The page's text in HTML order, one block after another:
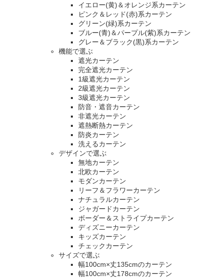
イエロー(黄)＆オレンジ系カーテン
ピンク＆レッド(赤)系カーテン
グリーン(緑)系カーテン
ブルー(青)＆パープル(紫)系カーテン
グレー＆ブラック(黒)系カーテン
機能で選ぶ
遮光カーテン
完全遮光カーテン
1級遮光カーテン
2級遮光カーテン
3級遮光カーテン
防音・遮音カーテン
非遮光カーテン
遮熱断熱カーテン
防炎カーテン
洗えるカーテン
デザインで選ぶ
無地カーテン
北欧カーテン
モダンカーテン
リーフ＆フラワーカーテン
ナチュラルカーテン
ジャガードカーテン
ボーダー＆ストライプカーテン
ディズニーカーテン
キッズカーテン
チェックカーテン
サイズで選ぶ
幅100cm×丈135cmのカーテン
幅100cm×丈178cmのカーテン